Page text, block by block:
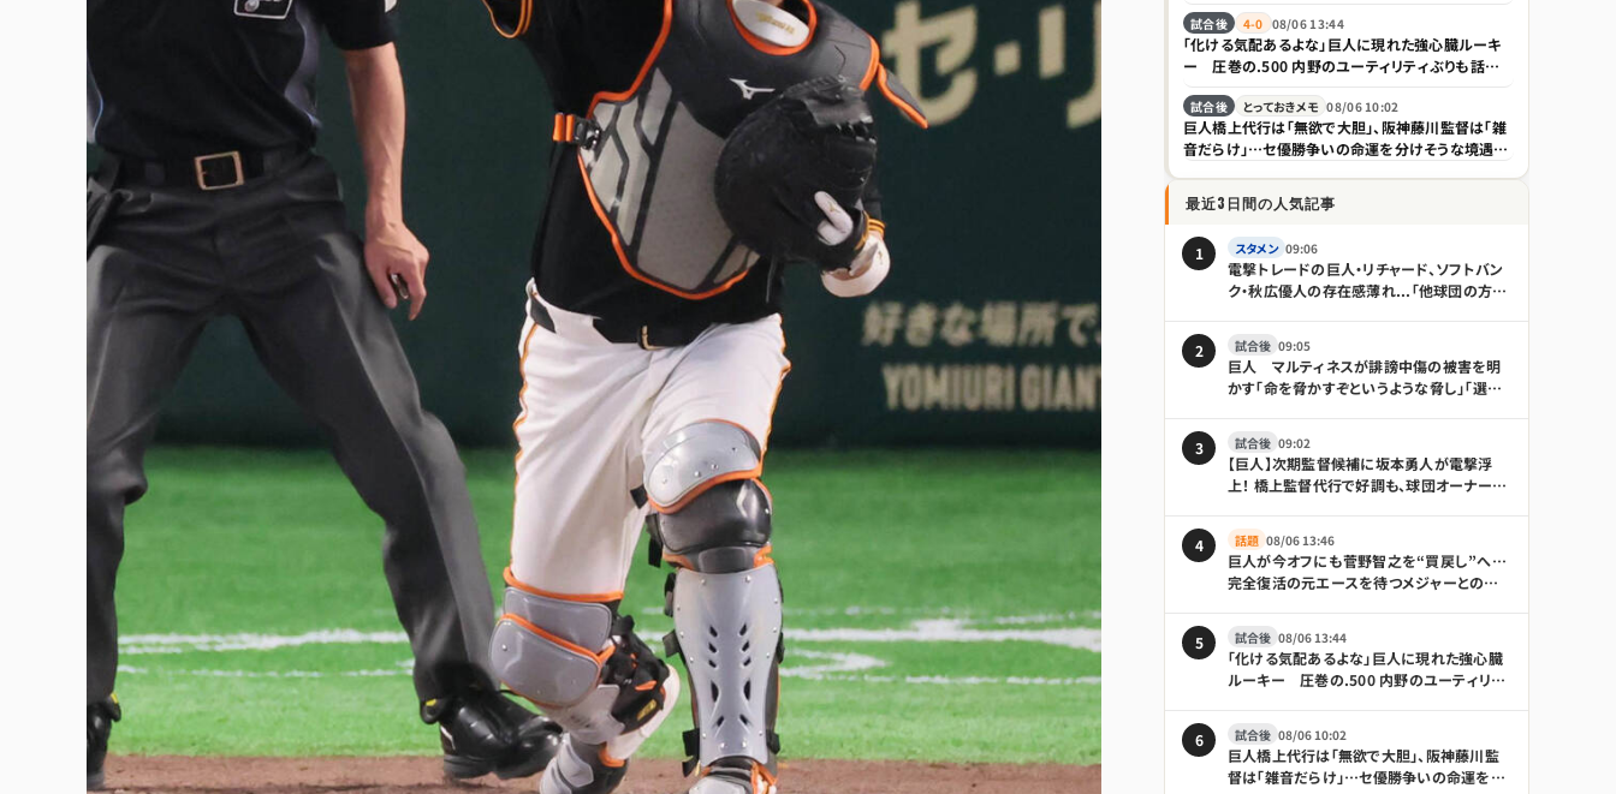
試合後 4-0 08/06 13:44
「化ける気配あるよな」巨人に現れた強心臓ルーキ
ー 圧巻の.500 内野のユーティリティぶりも話題
試合後 とっておきメモ 08/06 10:02
巨人橋上代行は「無欲で大胆」、阪神藤川監督は「雑
音だらけ」…セ優勝争いの命運を分けそうな境遇の
最近3日間の人気記事
1 スタメン 09:06
電撃トレードの巨人・リチャード、ソフトバン
ク・秋広優人の存在感薄れ...「他球団の方が
2
試合後 09:05
巨人 マルティネスが誹謗中傷の被害を明
かす「命を脅かすぞというような脅し」「選手
3
試合後 09:02
【巨人】次期監督候補に坂本勇人が電撃浮
上！ 橋上監督代行で好調も、球団オーナーは
4
話題 08/06 13:46
巨人が今オフにも菅野智之を“買戻し”へ…
完全復活の元エースを待つメジャーとの争
5
試合後 08/06 13:44
「化ける気配あるよな」巨人に現れた強心臓
ルーキー 圧巻の.500 内野のユーティリテ
6
試合後 08/06 10:02
巨人橋上代行は「無欲で大胆」、阪神藤川監
督は「雑音だらけ」…セ優勝争いの命運を分